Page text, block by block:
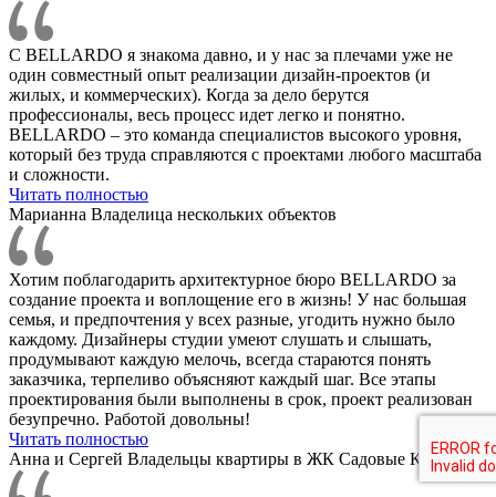
С BELLARDO я знакома давно, и у нас за плечами уже не
один совместный опыт реализации дизайн-проектов (и
жилых, и коммерческих). Когда за дело берутся
профессионалы, весь процесс идет легко и понятно.
BELLARDO – это команда специалистов высокого уровня,
который без труда справляются с проектами любого масштаба
и сложности.
Читать полностью
Марианна Владелица нескольких объектов
Хотим поблагодарить архитектурное бюро BELLARDO за
создание проекта и воплощение его в жизнь! У нас большая
семья, и предпочтения у всех разные, угодить нужно было
каждому. Дизайнеры студии умеют слушать и слышать,
продумывают каждую мелочь, всегда стараются понять
заказчика, терпеливо объясняют каждый шаг. Все этапы
проектирования были выполнены в срок, проект реализован
безупречно. Работой довольны!
Читать полностью
Анна и Сергей Владельцы квартиры в ЖК Садовые Кварталы